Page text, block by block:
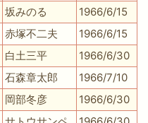
坂みのる
1966/6/15
赤塚不二夫
1966/6/15
白土三平
1966/6/30
石森章太郎
1966/7/10
岡部冬彦
1966/6/30